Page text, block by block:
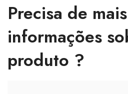
Precisa de mais
informações
produto ?